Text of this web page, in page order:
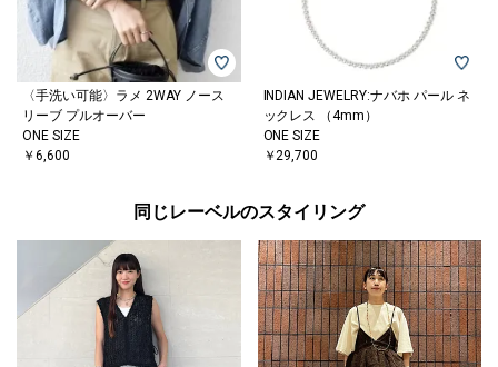
〈手洗い可能〉ラメ 2WAY ノース
リーブ プルオーバー
ONE SIZE
￥6,600
INDIAN JEWELRY:ナバホ パール ネ
ックレス （4mm）
ONE SIZE
￥29,700
同じレーベルのスタイリング